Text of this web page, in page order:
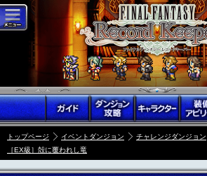
トップページ イベントダンジョン チャレンジダンジョン
［EX級］殻に覆われし竜